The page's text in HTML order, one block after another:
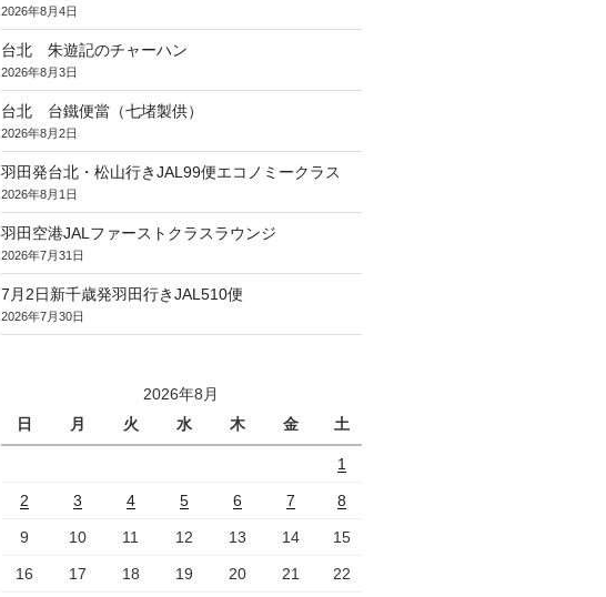
2026年8月4日
台北 朱遊記のチャーハン
2026年8月3日
台北 台鐵便當（七堵製供）
2026年8月2日
羽田発台北・松山行きJAL99便エコノミークラス
2026年8月1日
羽田空港JALファーストクラスラウンジ
2026年7月31日
7月2日新千歳発羽田行きJAL510便
2026年7月30日
2026年8月
日
月 火 水 木 金 土
1
2 3 4 5 6 7 8
9 10 11 12 13 14 15
16 17 18 19 20 21 22